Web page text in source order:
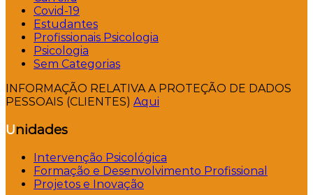
Covid-19
Estudantes
Profissionais Psicologia
Psicologia
Sem Categorias
INFORMAÇÃO RELATIVA A PROTEÇÃO DE DADOS
PESSOAIS (CLIENTES) Aqui
Unidades
Intervenção Psicológica
Formação e Desenvolvimento Profissional
Projetos e Inovação